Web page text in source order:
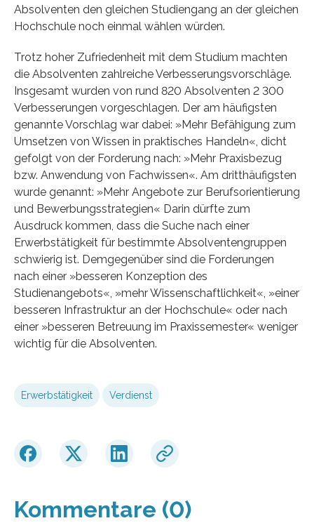
Absolventen den gleichen Studiengang an der gleichen
Hochschule noch einmal wählen würden.
Trotz hoher Zufriedenheit mit dem Studium machten
die Absolventen zahlreiche Verbesserungsvorschläge.
Insgesamt wurden von rund 820 Absolventen 2 300
Verbesserungen vorgeschlagen. Der am häufigsten
genannte Vorschlag war dabei: »Mehr Befähigung zum
Umsetzen von Wissen in praktisches Handeln«, dicht
gefolgt von der Forderung nach: »Mehr Praxisbezug
bzw. Anwendung von Fachwissen«. Am dritthäufigsten
wurde genannt: »Mehr Angebote zur Berufsorientierung
und Bewerbungsstrategien« Darin dürfte zum
Ausdruck kommen, dass die Suche nach einer
Erwerbstätigkeit für bestimmte Absolventengruppen
schwierig ist. Demgegenüber sind die Forderungen
nach einer »besseren Konzeption des
Studienangebots«, »mehr Wissenschaftlichkeit«, »einer
besseren Infrastruktur an der Hochschule« oder nach
einer »besseren Betreuung im Praxissemester« weniger
wichtig für die Absolventen.
Erwerbstätigkeit Verdienst
Kommentare (0)